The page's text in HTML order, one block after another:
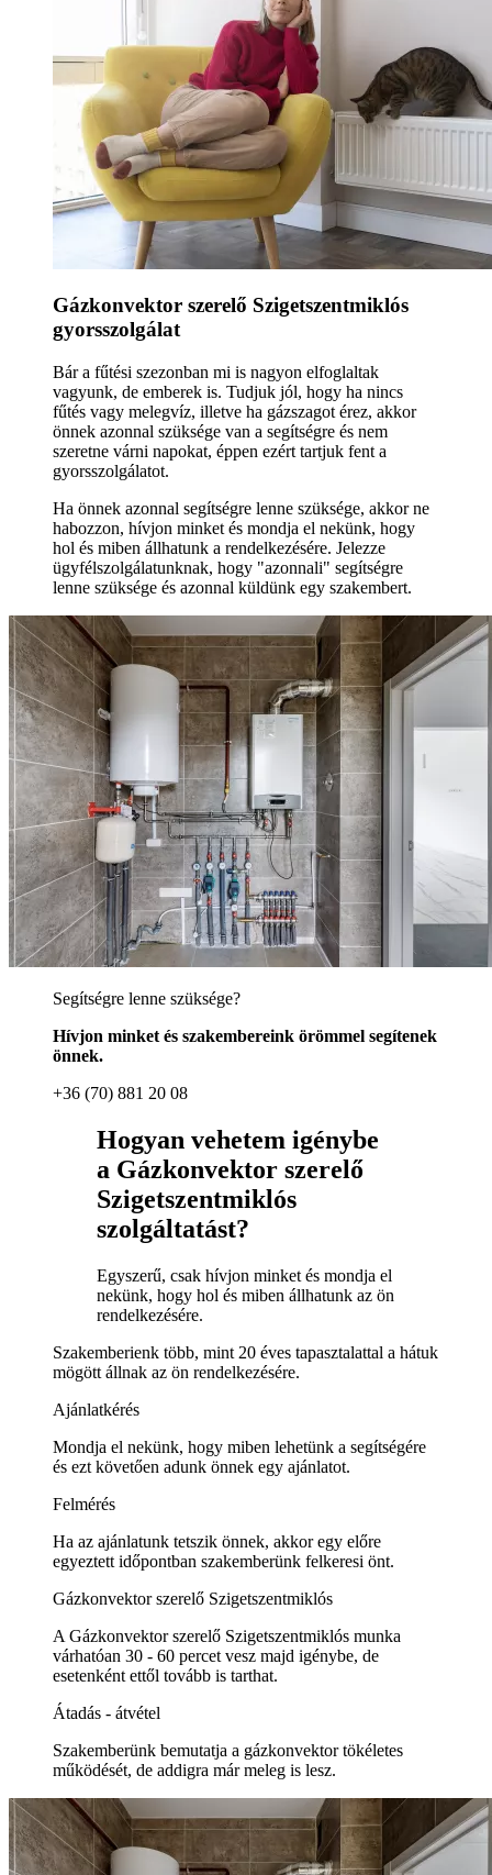
Gázkonvektor szerelő Szigetszentmiklós
gyorsszolgálat
Bár a fűtési szezonban mi is nagyon elfoglaltak
vagyunk, de emberek is. Tudjuk jól, hogy ha nincs
fűtés vagy melegvíz, illetve ha gázszagot érez, akkor
önnek azonnal szüksége van a segítségre és nem
szeretne várni napokat, éppen ezért tartjuk fent a
gyorsszolgálatot.
Ha önnek azonnal segítségre lenne szüksége, akkor ne
habozzon, hívjon minket és mondja el nekünk, hogy
hol és miben állhatunk a rendelkezésére. Jelezze
ügyfélszolgálatunknak, hogy "azonnali" segítségre
lenne szüksége és azonnal küldünk egy szakembert.
Segítségre lenne szüksége?
Hívjon minket és szakembereink örömmel segítenek
önnek.
+36 (70) 881 20 08
Hogyan vehetem igénybe
a Gázkonvektor szerelő
Szigetszentmiklós
szolgáltatást?
Egyszerű, csak hívjon minket és mondja el
nekünk, hogy hol és miben állhatunk az ön
rendelkezésére.
Szakemberienk több, mint 20 éves tapasztalattal a hátuk
mögött állnak az ön rendelkezésére.
Ajánlatkérés
Mondja el nekünk, hogy miben lehetünk a segítségére
és ezt követően adunk önnek egy ajánlatot.
Felmérés
Ha az ajánlatunk tetszik önnek, akkor egy előre
egyeztett időpontban szakemberünk felkeresi önt.
Gázkonvektor szerelő Szigetszentmiklós
A Gázkonvektor szerelő Szigetszentmiklós munka
várhatóan 30 - 60 percet vesz majd igénybe, de
esetenként ettől tovább is tarthat.
Átadás - átvétel
Szakemberünk bemutatja a gázkonvektor tökéletes
működését, de addigra már meleg is lesz.